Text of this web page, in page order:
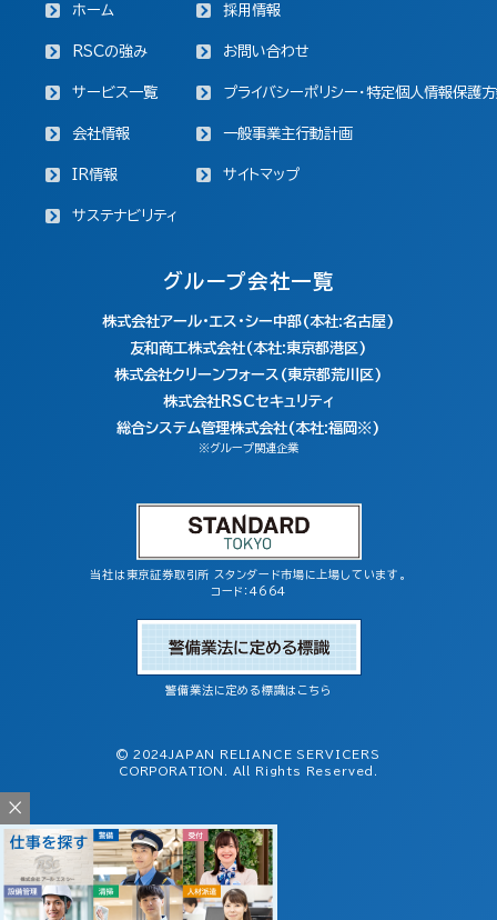
×
ホーム
RSCの強み
サービス一覧
会社情報
IR情報
サステナビリティ
採用情報
お問い合わせ
プライバシーポリシー・特定個人情報保護
一般事業主行動計画
サイトマップ
グループ会社一覧
株式会社アール・エス・シー中部(本社:名古屋)
友和商工株式会社(本社:東京都港区)
株式会社クリーンフォース(東京都荒川区)
株式会社RSCセキュリティ
総合システム管理株式会社(本社:福岡※)
※グループ関連企業
当社は東京証券取引所 スタンダード市場に上場しています。
コード：4664
警備業法に定める標識はこちら
© 2024JAPAN RELIANCE SERVICERS
CORPORATION. All Rights Reserved.